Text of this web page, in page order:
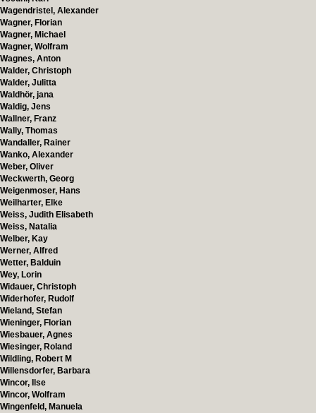
Wagendristel, Alexander
Wagner, Florian
Wagner, Michael
Wagner, Wolfram
Wagnes, Anton
Walder, Christoph
Walder, Julitta
Waldhör, jana
Waldig, Jens
Wallner, Franz
Wally, Thomas
Wandaller, Rainer
Wanko, Alexander
Weber, Oliver
Weckwerth, Georg
Weigenmoser, Hans
Weilharter, Elke
Weiss, Judith Elisabeth
Weiss, Natalia
Welber, Kay
Werner, Alfred
Wetter, Balduin
Wey, Lorin
Widauer, Christoph
Widerhofer, Rudolf
Wieland, Stefan
Wieninger, Florian
Wiesbauer, Agnes
Wiesinger, Roland
Wildling, Robert M
Willensdorfer, Barbara
Wincor, Ilse
Wincor, Wolfram
Wingenfeld, Manuela